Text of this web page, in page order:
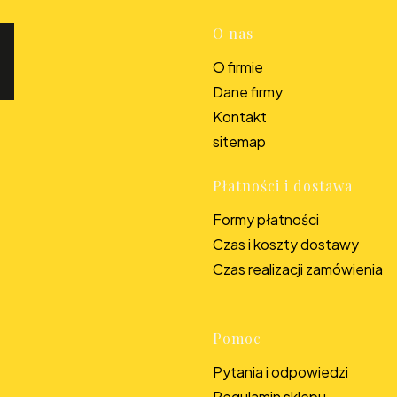
Linki w
O nas
O firmie
Dane firmy
Kontakt
sitemap
Płatności i dostawa
Formy płatności
Czas i koszty dostawy
Czas realizacji zamówienia
Pomoc
Pytania i odpowiedzi